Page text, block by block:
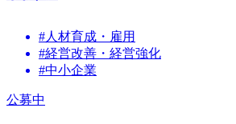
#人材育成・雇用
#経営改善・経営強化
#中小企業
公募中